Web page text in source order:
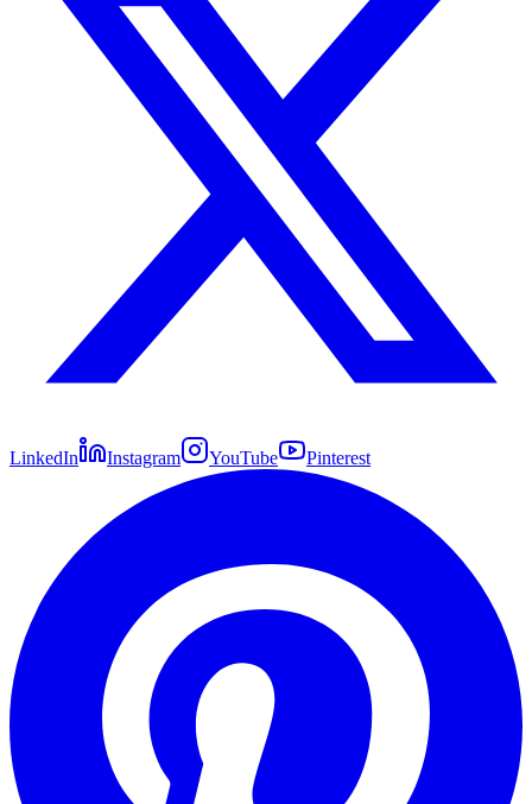
LinkedIn Instagram YouTube Pinterest